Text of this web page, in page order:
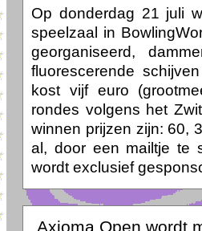
Op donderdag 21 juli
speelzaal in
georganiseerd,
fluorescerende
kost vijf euro
rondes volgens het
winnen prijzen zijn: 60,
al, door een mailtje te
wordt exclusief
Axioma Open wordt